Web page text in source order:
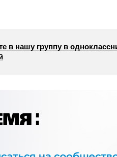
в нашу группу в